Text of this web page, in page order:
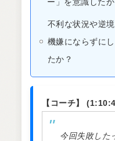
ー」を意識したか
不利な状況や逆
機嫌にならずに
たか？
【コーチ】
今回失敗した